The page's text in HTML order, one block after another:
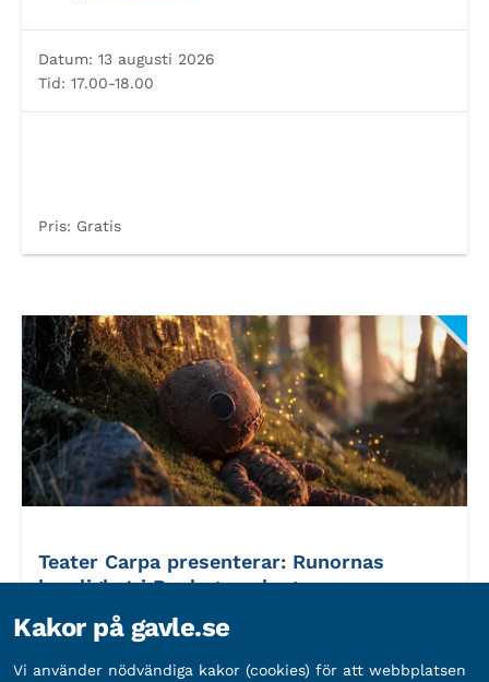
Datum: 13 augusti 2026
Tid: 17.00-18.00
Pris: Gratis
Teater Carpa presenterar: Runornas
hemlighet i Boulognerskogen
Datum:14 augusti 2026
Kakor på gavle.se
Vi använder nödvändiga kakor (cookies) för att webbplatsen